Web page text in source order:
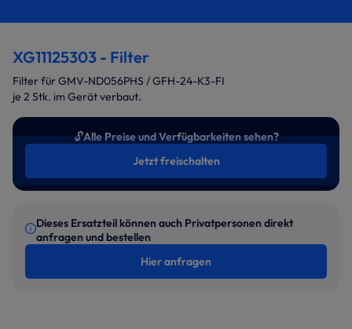
XG11125303 - Filter
Filter für GMV-ND056PHS / GFH-24-K3-FI
je 2 Stk. im Gerät verbaut.
🔓Alle Preise und Verfügbarkeiten sehen?
Jetzt freischalten
Dieses Ersatzteil können auch Privatpersonen direkt
anfragen und bestellen
Hier anfragen